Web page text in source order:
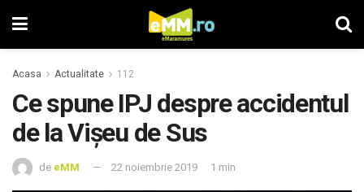
Acasa Actualitate 112
Ce spune IPJ despre accidentul
de la Vişeu de Sus
de eMM 22 noiembrie 2019 1 min